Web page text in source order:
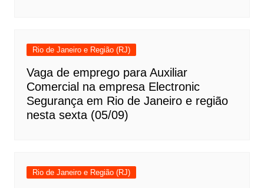
Rio de Janeiro e Região (RJ)
Vaga de emprego para Auxiliar
Comercial na empresa Electronic
Segurança em Rio de Janeiro e região
nesta sexta (05/09)
Rio de Janeiro e Região (RJ)